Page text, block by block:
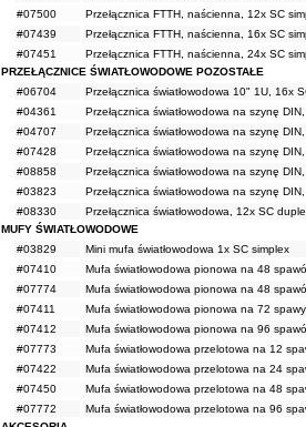
#07500
Przełącznica FTTH, naścienna, 12x SC
#07439
Przełącznica FTTH, naścienna, 16x SC
#07451
Przełącznica FTTH, naścienna, 24x SC
PRZEŁĄCZNICE ŚWIATŁOWODOWE POZOSTAŁE
#06704
Przełącznica światłowodowa 10" 1U, 16x
#04361
Przełącznica światłowodowa na szynę
#04707
Przełącznica światłowodowa na szynę
#07428
Przełącznica światłowodowa na szynę
#08858
Przełącznica światłowodowa na szynę
#03823
Przełącznica światłowodowa na szynę
#08330
Przełącznica światłowodowa, 12x SC
MUFY ŚWIATŁOWODOWE
#03829
Mini mufa światłowodowa 1x SC simplex
#07410
Mufa światłowodowa pionowa na 48
#07774
Mufa światłowodowa pionowa na 48
#07411
Mufa światłowodowa pionowa na 72
#07412
Mufa światłowodowa pionowa na 96
#07773
Mufa światłowodowa przelotowa na 12
#07422
Mufa światłowodowa przelotowa na 24
#07450
Mufa światłowodowa przelotowa na 48
#07772
Mufa światłowodowa przelotowa na 96